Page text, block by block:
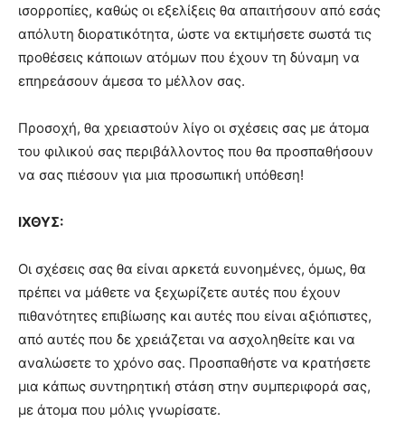
ισορροπίες, καθώς οι εξελίξεις θα απαιτήσουν από εσάς
απόλυτη διορατικότητα, ώστε να εκτιμήσετε σωστά τις
προθέσεις κάποιων ατόμων που έχουν τη δύναμη να
επηρεάσουν άμεσα το μέλλον σας.
Προσοχή, θα χρειαστούν λίγο οι σχέσεις σας με άτομα
του φιλικού σας περιβάλλοντος που θα προσπαθήσουν
να σας πιέσουν για μια προσωπική υπόθεση!
ΙΧΘΥΣ:
Οι σχέσεις σας θα είναι αρκετά ευνοημένες, όμως, θα
πρέπει να μάθετε να ξεχωρίζετε αυτές που έχουν
πιθανότητες επιβίωσης και αυτές που είναι αξιόπιστες,
από αυτές που δε χρειάζεται να ασχοληθείτε και να
αναλώσετε το χρόνο σας. Προσπαθήστε να κρατήσετε
μια κάπως συντηρητική στάση στην συμπεριφορά σας,
με άτομα που μόλις γνωρίσατε.